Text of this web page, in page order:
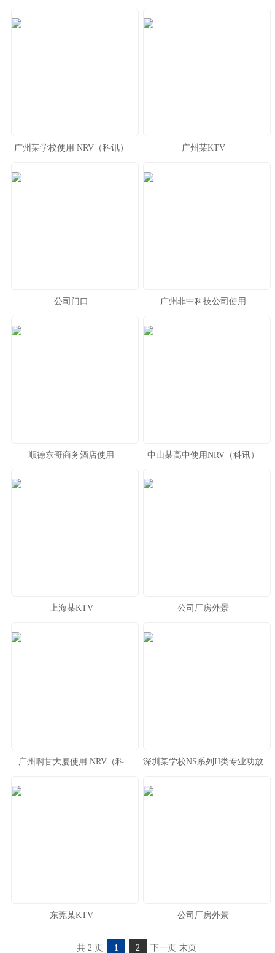
广州某学校使用 NRV（科讯）
广州某KTV
公司门口
广州非中科技公司使用
顺德东哥商务酒店使用
中山某高中使用NRV（科讯）
上海某KTV 公司厂房外景
广州啊甘大厦使用 NRV（科
深圳某学校NS系列H类专业功放
东莞某KTV 公司厂房外景
共 2 页 1 2 下一页 末页